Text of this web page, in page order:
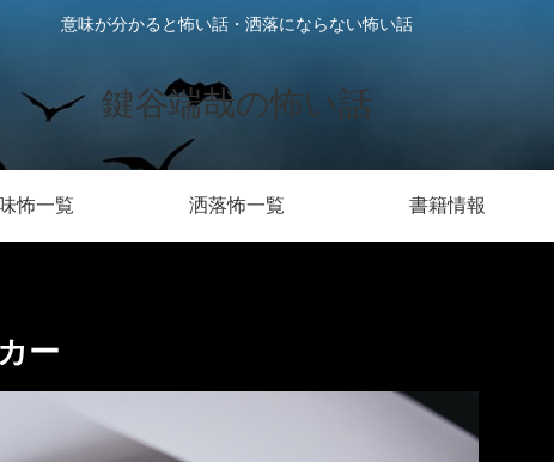
意味が分かると怖い話・洒落にならない怖い話
鍵谷端哉の怖い話
怖一覧 洒落怖一覧 書籍情報
ー